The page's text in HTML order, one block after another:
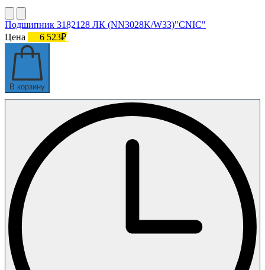
Подшипник 3182128 ЛК (NN3028K/W33)"СNIC"
Цена
6 523₽
В корзину